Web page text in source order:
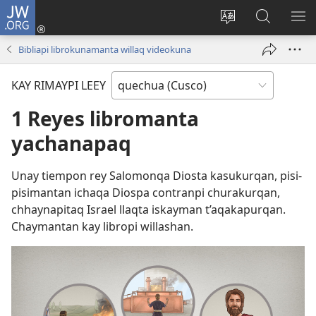
JW.ORG
Direccionpi
Sutiykiwan
jaykuy
nueva
JW.ORG
nisqapi
maskhay
Bibliapi librokunamanta willaq videokuna
KAY RIMAYPI LEEY
1 Reyes libromanta
yachanapaq
Unay tiempon rey Salomonqa Diosta kasukurqan, pisi-
pisimantan ichaqa Diospa contranpi churakurqan,
chhaynapitaq Israel llaqta iskayman t’aqakapurqan.
Chaymantan kay libropi willashan.